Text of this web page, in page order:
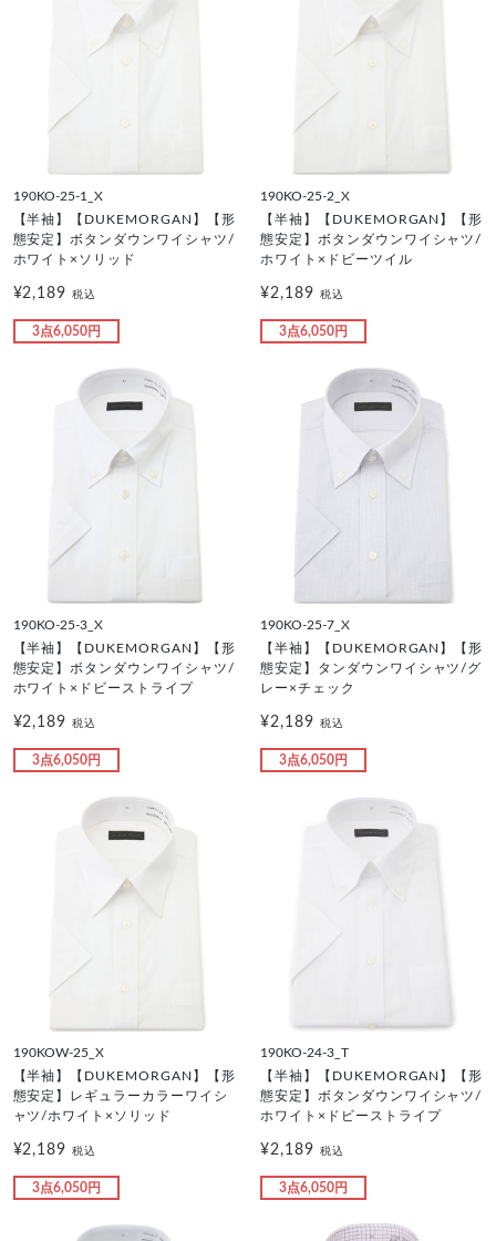
190KO-25-1_X
【半袖】【DUKEMORGAN】【形
態安定】ボタンダウンワイシャツ/
ホワイト×ソリッド
¥2,189税込
3点6,050円
190KO-25-2_X
【半袖】【DUKEMORGAN】【形
態安定】ボタンダウンワイシャツ/
ホワイト×ドビーツイル
¥2,189 税込
3点6,050円
190KO-25-3_X
【半袖】【DUKEMORGAN】【形
態安定】ボタンダウンワイシャツ/
ホワイト×ドビーストライプ
¥2,189税込
3点6,050円
190KO-25-7_X
【半袖】【DUKEMORGAN】【形
態安定】タンダウンワイシャツ/グ
レー×チェック
¥2,189 税込
3点6,050円
190KOW-25_X
【半袖】【DUKEMORGAN】【形
態安定】レギュラーカラーワイシ
ャツ/ホワイト×ソリッド
¥2,189税込
3点6,050円
190KO-24-3_T
【半袖】【DUKEMORGAN】【形
態安定】ボタンダウンワイシャツ/
ホワイト×ドビーストライプ
¥2,189 税込
3点6,050円